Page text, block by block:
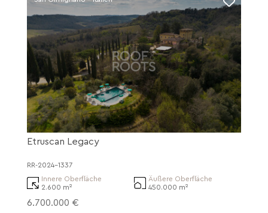
Etruscan Legacy
RR-2024-1337
Innere Oberfläche
2.600 m²
Äußere Oberfläche
450.000 m²
6.700.000 €